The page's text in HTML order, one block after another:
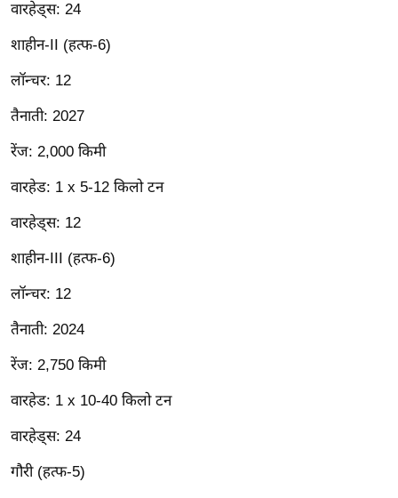
मा
तृ
भू
मि
स्तं
ए
म
आ
र
आ
ई
चा
य
र
स
वारहेड्स: 24
शाहीन-II (हत्फ-6)
लॉन्चर: 12
तैनाती: 2027
रेंज: 2,000 किमी
वारहेड: 1 x 5-12 किलो टन
वारहेड्स: 12
शाहीन-III (हत्फ-6)
लॉन्चर: 12
तैनाती: 2024
रेंज: 2,750 किमी
वारहेड: 1 x 10-40 किलो टन
वारहेड्स: 24
गौरी (हत्फ-5)